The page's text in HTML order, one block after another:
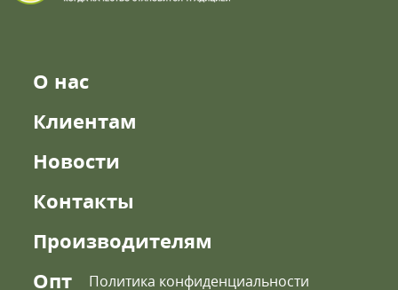
О нас
Клиентам
Новости
Контакты
Производителям
Опт
Политика конфиденциальности